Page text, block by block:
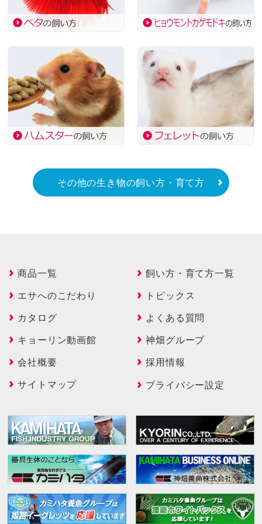
その他の生き物の飼い方・育て方
商品一覧
飼い方・育て方一覧
エサへのこだわり
トピックス
カタログ
よくある質問
キョーリン動画館
神畑グループ
会社概要
採用情報
サイトマップ
プライバシー設定